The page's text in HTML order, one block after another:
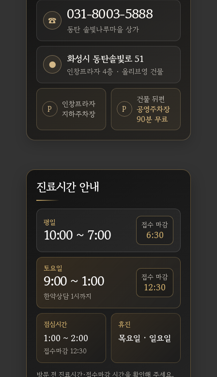
☎ 031-8003-5888
동탄 솔빛나루마을 상가
● 화성시 동탄솔빛로 51
인창프라자 4층 · 올리브영 건물
P
인창프라자
지하주차장
P
건물 뒤편
공영주차장
90분 무료
진료시간 안내
평일
10:00 ~ 7:00
접수 마감
6:30
토요일
9:00 ~ 1:00
한약상담 1시까지
접수 마감
12:30
점심시간
1:00 ~ 2:00
접수마감 12:30
휴진
목요일 · 일요일
방문 전 진료시간·접수마감 시간을 확인해 주세요.